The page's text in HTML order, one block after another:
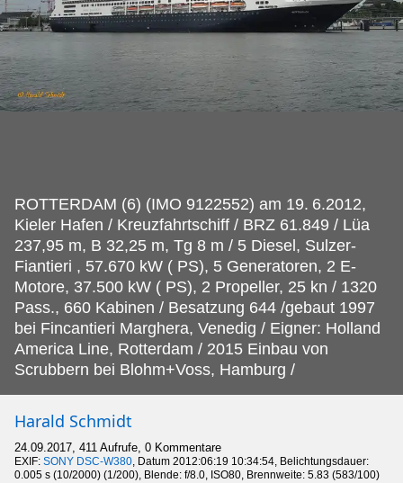
ROTTERDAM (6) (IMO 9122552) am 19. 6.2012,
Kieler Hafen / Kreuzfahrtschiff / BRZ 61.849 / Lüa
237,95 m, B 32,25 m, Tg 8 m / 5 Diesel, Sulzer-
Fiantieri , 57.670 kW ( PS), 5 Generatoren, 2 E-
Motore, 37.500 kW ( PS), 2 Propeller, 25 kn / 1320
Pass., 660 Kabinen / Besatzung 644 /gebaut 1997
bei Fincantieri Marghera, Venedig / Eigner: Holland
America Line, Rotterdam / 2015 Einbau von
Scrubbern bei Blohm+Voss, Hamburg /
Harald Schmidt
24.09.2017, 411 Aufrufe, 0 Kommentare
EXIF: SONY DSC-W380, Datum 2012:06:19 10:34:54, Belichtungsdauer:
0.005 s (10/2000) (1/200), Blende: f/8.0, ISO80, Brennweite: 5.83 (583/100)